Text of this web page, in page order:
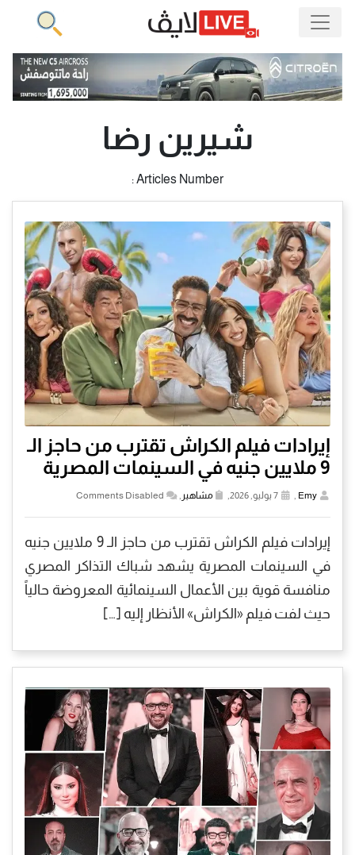
شيرين رضا
Articles Number :
إيرادات فيلم الكراش تقترب من حاجز الـ
9 ملايين جنيه في السينمات المصرية
Emy مشاهير Comments Disabled
إيرادات فيلم الكراش تقترب من حاجز الـ 9 ملايين جنيه
في السينمات المصرية يشهد شباك التذاكر المصري
منافسة قوية بين الأعمال السينمائية المعروضة حالياً
حيث لفت فيلم «الكراش» الأنظار إليه […]